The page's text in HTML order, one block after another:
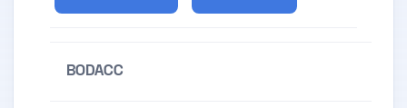
BODACC